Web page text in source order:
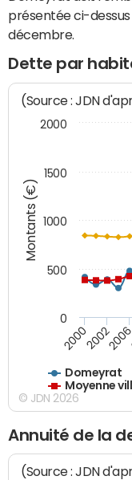
présentée ci-
décembre.
Dette par
Montants (€)
(Source : JDN
Domeyrat
Moyenne
20002002
0
500
1000
1500
2000
© JDN 2026
Annuité de la
(Source : JDN